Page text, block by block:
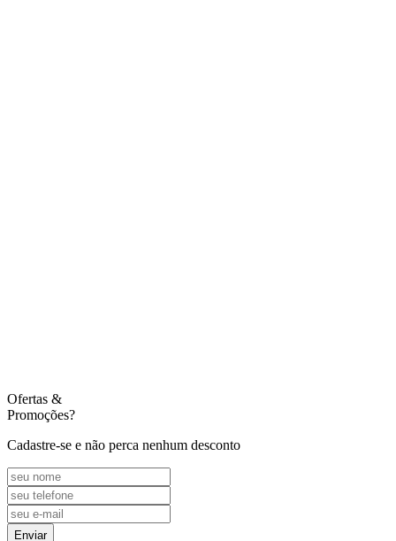
Ofertas &
Promoções?
Cadastre-se e não perca nenhum desconto
Enviar